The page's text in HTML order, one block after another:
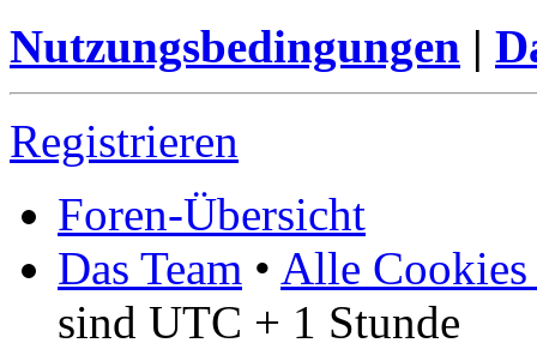
Nutzungsbedingungen |
Registrieren
Foren-Übersicht
Das Team • Alle Cookies
sind UTC + 1 Stunde